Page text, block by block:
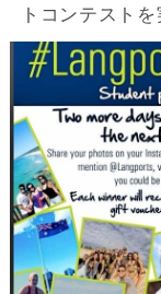
トコンテストを